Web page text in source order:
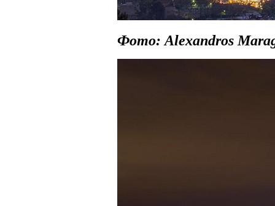
Фото: Alexandros